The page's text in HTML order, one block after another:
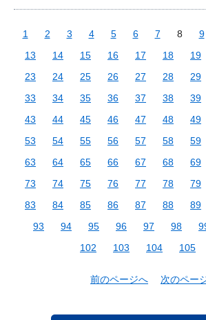
1 2 3 4 5 6 7 8 9
13
14 15 16 17 18 19
23
24 25 26 27 28 29
33
34 35 36 37 38 39
43
44 45 46 47 48 49
53
54 55 56 57 58 59
63
64 65 66 67 68 69
73
74 75 76 77 78 79
83
84 85 86 87 88 89
93
94 95 96 97 98
102
103 104 105
前のページへ 次のペー